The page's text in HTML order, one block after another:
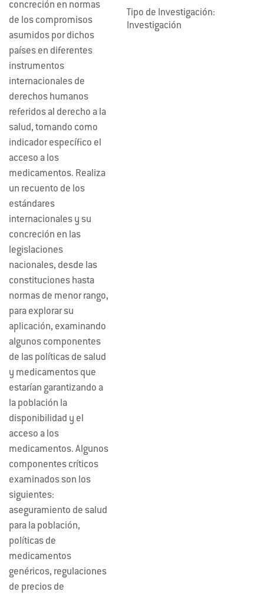
concreción en normas
de los compromisos
asumidos por dichos
países en diferentes
instrumentos
internacionales de
derechos humanos
referidos al derecho a la
salud, tomando como
indicador específico el
acceso a los
medicamentos. Realiza
un recuento de los
estándares
internacionales y su
concreción en las
legislaciones
nacionales, desde las
constituciones hasta
normas de menor rango,
para explorar su
aplicación, examinando
algunos componentes
de las políticas de salud
y medicamentos que
estarían garantizando a
la población la
disponibilidad y el
acceso a los
medicamentos. Algunos
componentes críticos
examinados son los
siguientes:
aseguramiento de salud
para la población,
políticas de
medicamentos
genéricos, regulaciones
de precios de
Tipo de Investigación:
Investigación